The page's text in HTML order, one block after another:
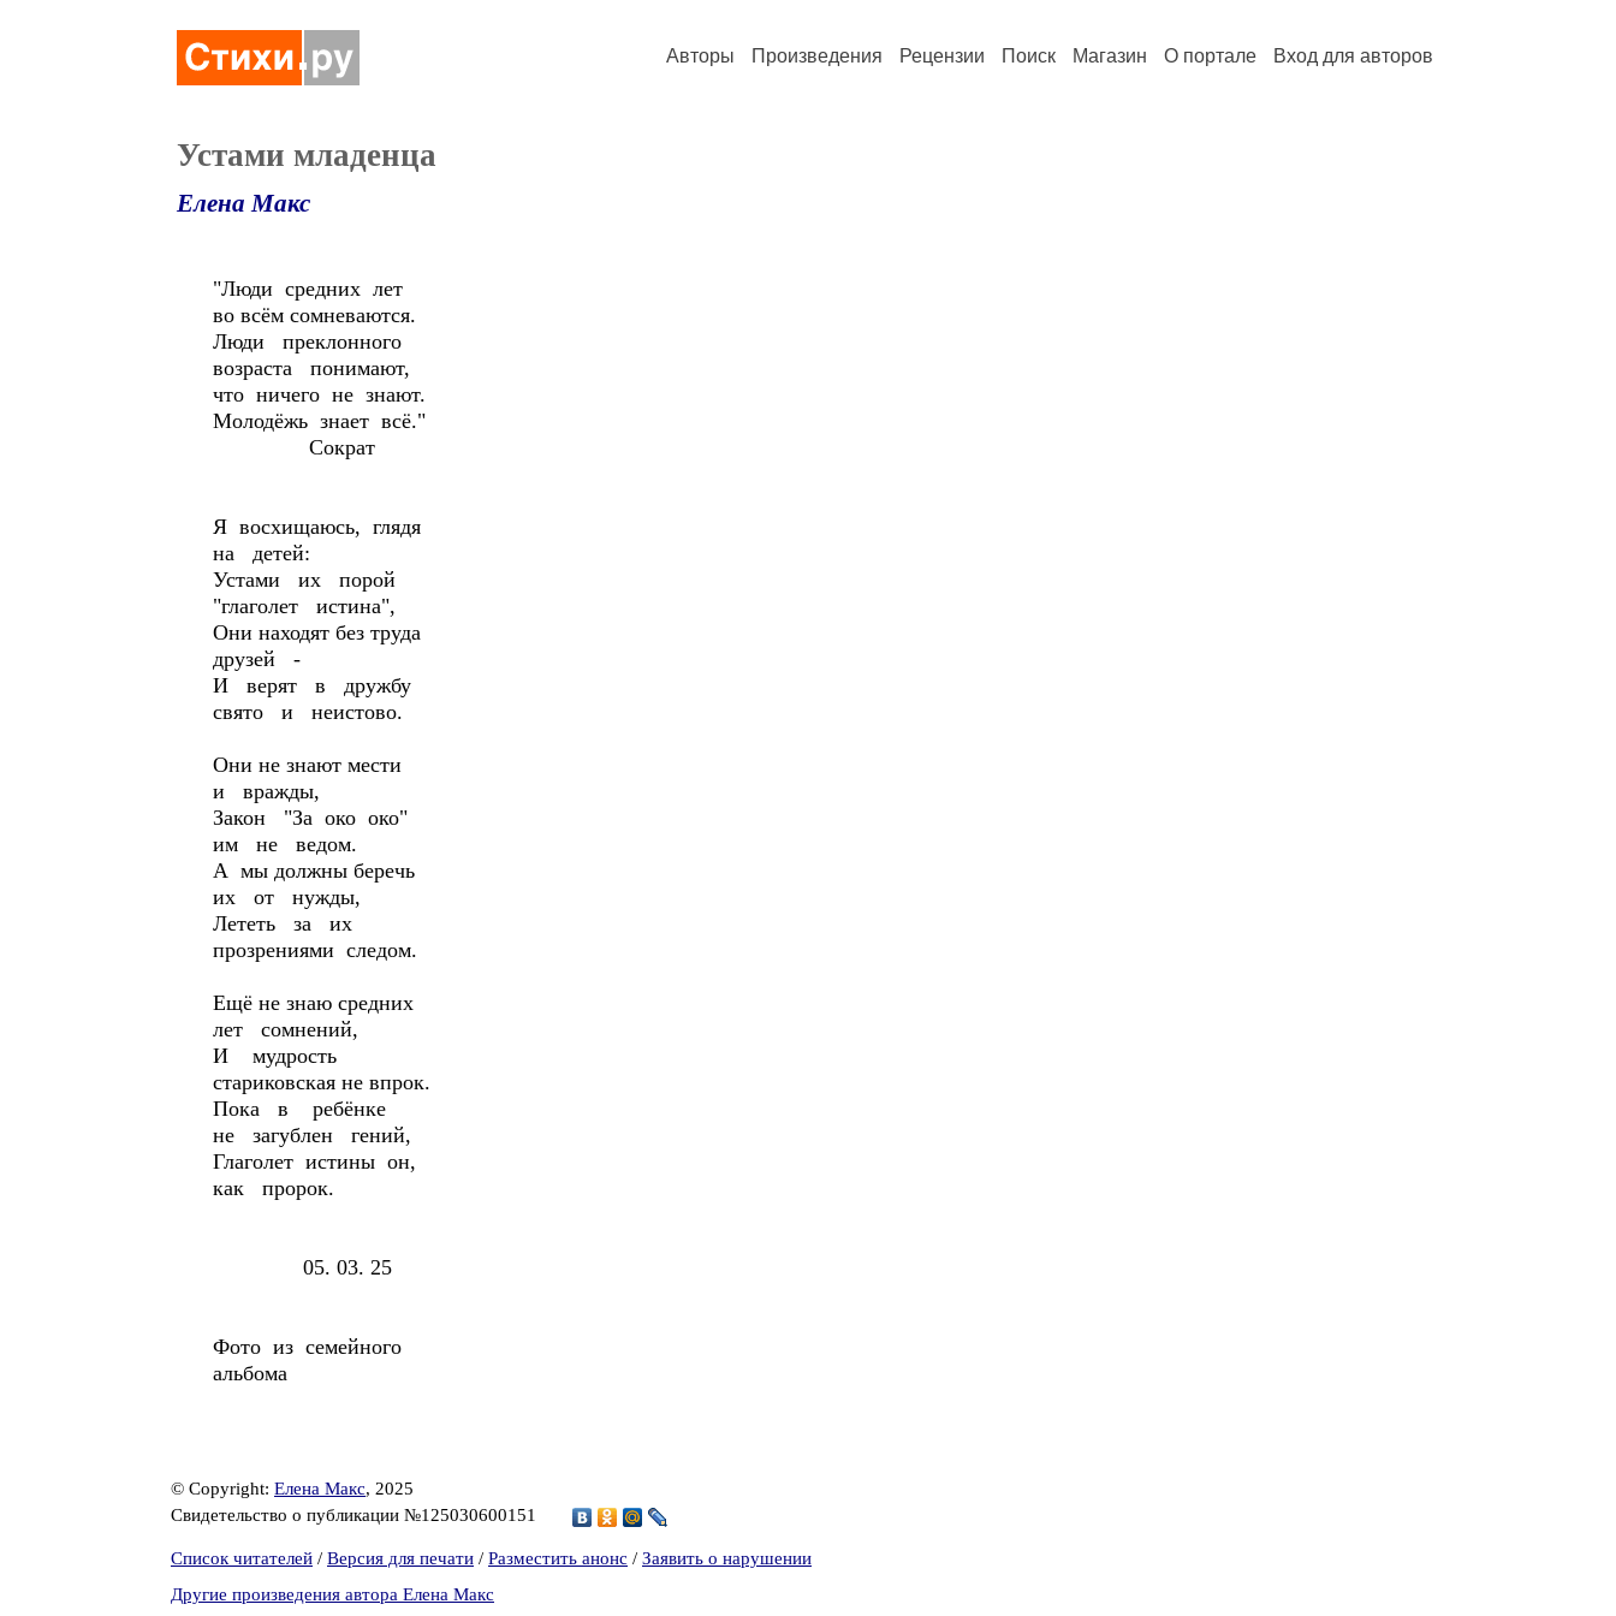
Авторы Произведения Рецензии Поиск Магазин О портале Вход для авторов
Устами младенца
Елена Макс
"Люди средних лет
во всём сомневаются.
Люди преклонного
возраста понимают,
что ничего не знают.
Молодёжь знает всё."
Сократ
Я восхищаюсь, глядя
на детей:
Устами их порой
"глаголет истина",
Они находят без труда
друзей -
И верят в дружбу
свято и неистово.
Они не знают мести
и вражды,
Закон "За око око"
им не ведом.
А мы должны беречь
их от нужды,
Лететь за их
прозрениями следом.
Ещё не знаю средних
лет сомнений,
И мудрость
стариковская не впрок.
Пока в ребёнке
не загублен гений,
Глаголет истины он,
как пророк.
05. 03. 25
Фото из семейного
альбома
© Copyright: Елена Макс, 2025
Свидетельство о публикации №125030600151
Список читателей / Версия для печати / Разместить анонс / Заявить о нарушении
Другие произведения автора Елена Макс